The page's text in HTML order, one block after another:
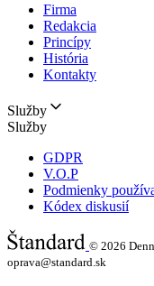
Firma
Redakcia
Princípy
História
Kontakty
Služby
Služby
GDPR
V.O.P
Podmienky
Kódex diskusií
© 2026
oprava@standard.sk